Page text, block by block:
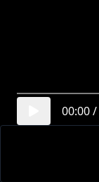
00:00/